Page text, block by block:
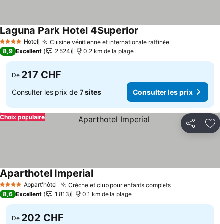
4 Étoiles Hotel Cuisine vénitienne et internationale raffinée
Laguna Park Hotel 4Superior
8,9 Excellent 2 524 0.2 km de la plage
De 217 CHF
Consulter les prix de 7 sites Consulter les prix
Partager
Choix populaire
4 Étoiles Appart'hôtel Crèche et club pour enfants complets
Aparthotel Imperial
8,6 Excellent 1 813 0.1 km de la plage
De 202 CHF